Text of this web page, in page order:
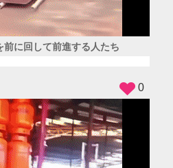
に回して前進する人たち
0